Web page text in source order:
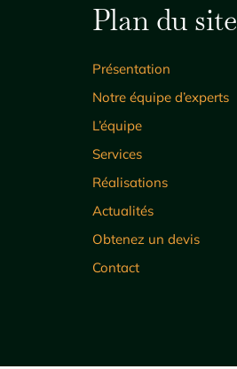
Plan du site
Présentation
Notre équipe d’experts
L’équipe
Services
Réalisations
Actualités
Obtenez un devis
Contact